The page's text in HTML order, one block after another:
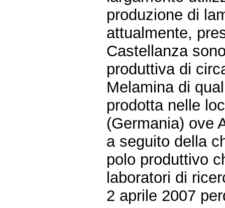
produzione di
attualmente,
Castellanza
produttiva di
Melamina di
prodotta nelle
(Germania) ove
a seguito della
polo produttivo
laboratori di
2 aprile 2007